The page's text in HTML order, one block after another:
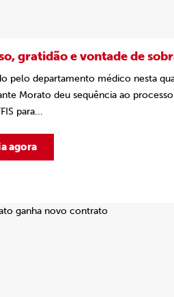
gratidão e vontade de
pelo departamento médico nesta
Morato deu sequência ao
para...
agora